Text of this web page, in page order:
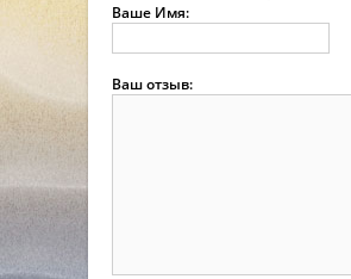
Ваше Имя:
Ваш отзыв: